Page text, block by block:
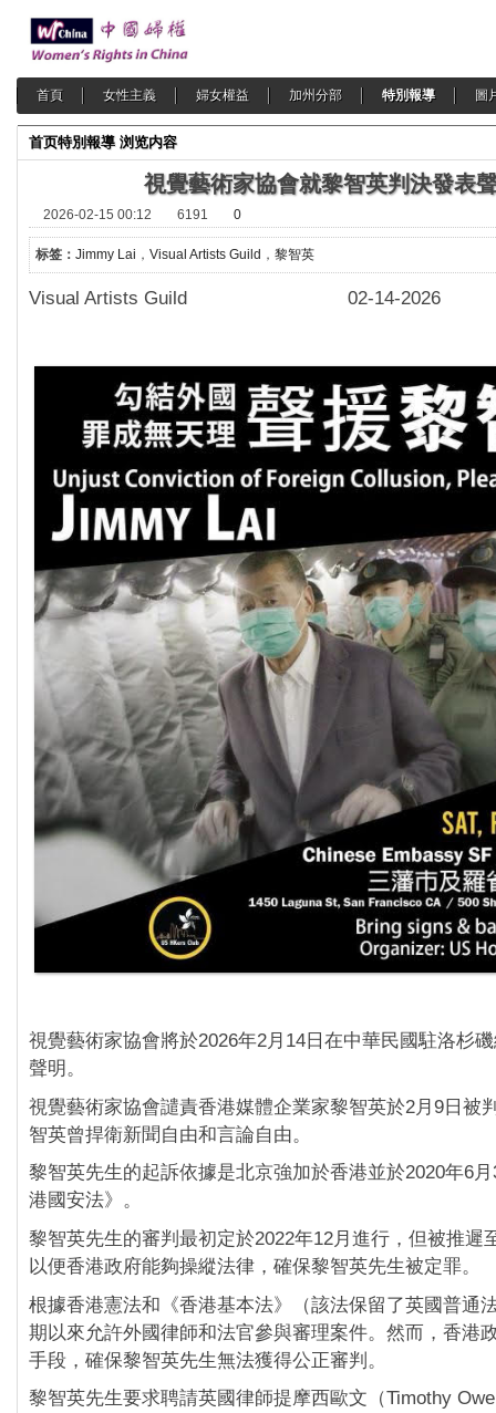
首頁 女性主義 婦女權益 加州分部 特別報導 圖
首页特別報導 浏览内容
視覺藝術家協會就黎智英判決發表
2026-02-15 00:12 6191 0
标签： Jimmy Lai ， Visual Artists Guild ， 黎智英
Visual Artists Guild 02-14-2026
視覺藝術家協會將於2026年2月14日在中華民國駐洛杉
聲明。
視覺藝術家協會譴責香港媒體企業家黎智英於2月9日被
智英曾捍衛新聞自由和言論自由。
黎智英先生的起訴依據是北京強加於香港並於2020年6
港國安法》。
黎智英先生的審判最初定於2022年12月進行，但被推遲
以便香港政府能夠操縱法律，確保黎智英先生被定罪。
根據香港憲法和《香港基本法》（該法保留了英國普通
期以來允許外國律師和法官參與審理案件。然而，香港
手段，確保黎智英先生無法獲得公正審判。
黎智英先生要求聘請英國律師提摩西歐文（Timothy